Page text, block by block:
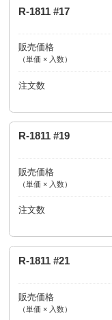
R-1811 #17
販売価格
（単価 × 入数）
注文数
R-1811 #19
販売価格
（単価 × 入数）
注文数
R-1811 #21
販売価格
（単価 × 入数）